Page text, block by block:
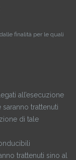
finalità per le quali
all’esecuzione
trattenuti
di tale
trattenuti sino al